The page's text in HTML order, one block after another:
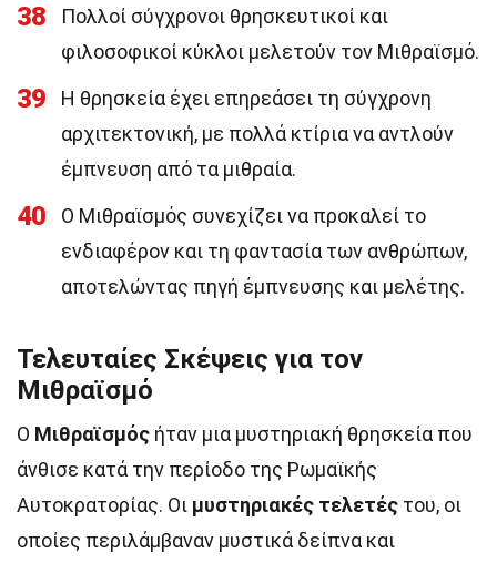
38
Πολλοί σύγχρονοι θρησκευτικοί και
φιλοσοφικοί κύκλοι μελετούν τον Μιθραϊσμό.
39
Η θρησκεία έχει επηρεάσει τη σύγχρονη
αρχιτεκτονική, με πολλά κτίρια να αντλούν
έμπνευση από τα μιθραία.
40
Ο Μιθραϊσμός συνεχίζει να προκαλεί το
ενδιαφέρον και τη φαντασία των ανθρώπων,
αποτελώντας πηγή έμπνευσης και μελέτης.
Τελευταίες Σκέψεις για τον
Μιθραϊσμό
Ο Μιθραϊσμός ήταν μια μυστηριακή θρησκεία που
άνθισε κατά την περίοδο της Ρωμαϊκής
Αυτοκρατορίας. Οι μυστηριακές τελετές του, οι
οποίες περιλάμβαναν μυστικά δείπνα και